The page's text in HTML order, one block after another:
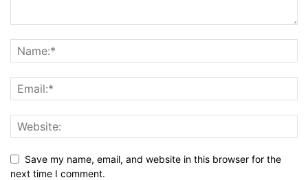
Save my name, email, and website in this browser for the
next time I comment.